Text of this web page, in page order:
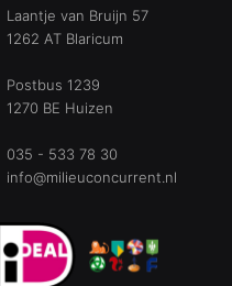
Laantje van Bruijn 57
1262 AT Blaricum
Postbus 1239
1270 BE Huizen
035 - 533 78 30
info@milieuconcurrent.nl